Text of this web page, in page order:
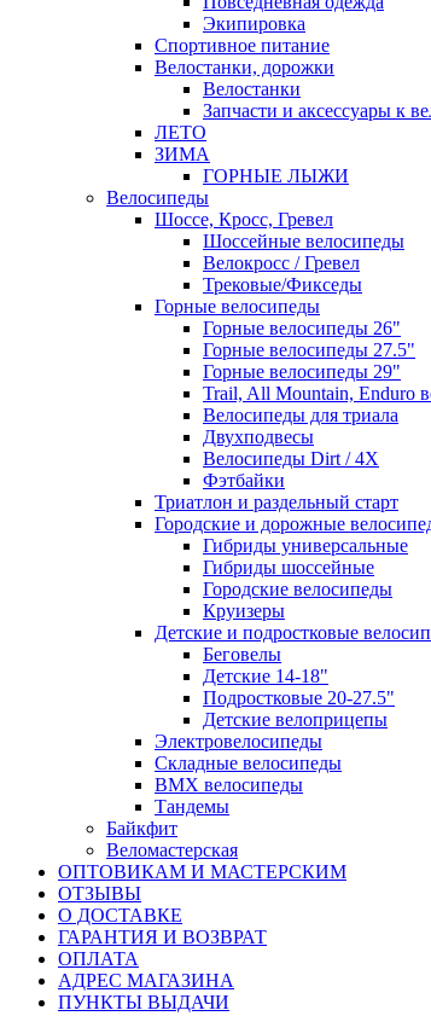
Экипировка
Спортивное питание
Велостанки, дорожки
Велостанки
Запчасти и аксессуары к
ЛЕТО
ЗИМА
ГОРНЫЕ ЛЫЖИ
Велосипеды
Шоссе, Кросс, Гревел
Шоссейные велосипеды
Велокросс / Гревел
Трековые/Фикседы
Горные велосипеды
Горные велосипеды 26"
Горные велосипеды 27.5"
Горные велосипеды 29"
Trail, All Mountain, Enduro
Велосипеды для триала
Двухподвесы
Велосипеды Dirt / 4X
Фэтбайки
Триатлон и раздельный старт
Городские и дорожные
Гибриды универсальные
Гибриды шоссейные
Городские велосипеды
Круизеры
Детские и подростковые
Беговелы
Детские 14-18"
Подростковые 20-27.5"
Детские велоприцепы
Электровелосипеды
Складные велосипеды
BMX велосипеды
Тандемы
Байкфит
Веломастерская
ОПТОВИКАМ И МАСТЕРСКИМ
ОТЗЫВЫ
О ДОСТАВКЕ
ГАРАНТИЯ И ВОЗВРАТ
ОПЛАТА
АДРЕС МАГАЗИНА
ПУНКТЫ ВЫДАЧИ